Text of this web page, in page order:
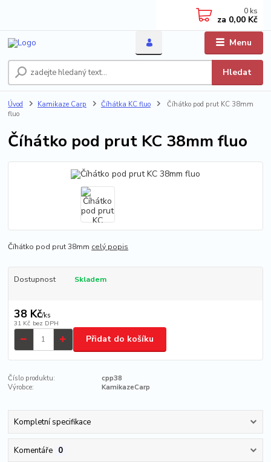
Menu
Hledat
0 ks
za 0,00 Kč
Úvod Kamikaze Carp Číhátka KC fluo
Číhátko pod prut KC 38mm
fluo
Číhátko pod prut KC 38mm fluo
Číhátko pod prut 38mm celý popis
Dostupnost Skladem
38 Kč/ks
31 Kč bez DPH
Přidat do košíku
Číslo produktu:
cpp38
Výrobce:
KamikazeCarp
Kompletní specifikace
Komentáře 0